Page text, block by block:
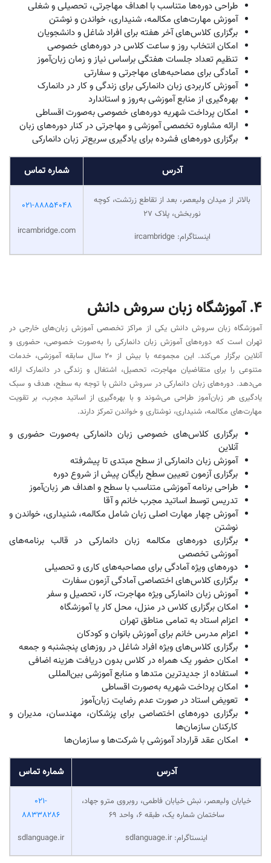
اهداف خود در کلاس‌های گروهی یا خصوصی شرکت کنند.
برگزاری دوره‌های آموزش زبان دانمارکی از سطح مبتدی تا پیشرفته
ارائه کلاس‌های گروهی زبان دانمارکی با ظرفیت محدود
برگزاری دوره‌های خصوصی با برنامه‌ریزی اختصاصی برای هر
زبان‌آموز
آموزش زبان دانمارکی به‌صورت حضوری و آنلاین
تعیین سطح و مشاوره آموزشی پیش از شروع دوره
طراحی دوره‌ها متناسب با اهداف مهاجرتی، تحصیلی و شغلی
آموزش مهارت‌های مکالمه، شنیداری، خواندن و نوشتن
برگزاری کلاس‌های آخر هفته برای افراد شاغل و دانشجویان
امکان انتخاب روز و ساعت کلاس در دوره‌های خصوصی
تنظیم تعداد جلسات هفتگی براساس نیاز و زمان زبان‌آموز
آمادگی برای مصاحبه‌های مهاجرتی و سفارتی
آموزش کاربردی زبان دانمارکی برای زندگی و کار در دانمارک
بهره‌گیری از منابع آموزشی به‌روز و استاندارد
امکان پرداخت شهریه دوره‌های خصوصی به‌صورت اقساطی
ارائه مشاوره تخصصی آموزشی و مهاجرتی در کنار دوره‌های زبان
بالاتر از میدان ولیعصر، بعد از تقاطع زرتشت، کوچه
نوربخش، پلاک ۲۷
اینستاگرام: ircambridge
ircambridge.com
آموزشگاه زبان سروش دانش یکی از مراکز تخصصی آموزش زبان‌های خارجی در
تهران است که دوره‌های آموزش زبان دانمارکی را به‌صورت خصوصی، حضوری و
آنلاین برگزار می‌کند. این مجموعه با بیش از 20 سال سابقه آموزشی، خدمات
متنوعی را برای متقاضیان مهاجرت، تحصیل، اشتغال و زندگی در دانمارک ارائه
می‌دهد. دوره‌های زبان دانمارکی در سروش دانش با توجه به سطح، هدف و سبک
یادگیری هر زبان‌آموز طراحی می‌شوند و با بهره‌گیری از اساتید مجرب، بر تقویت
مهارت‌های مکالمه، شنیداری، نوشتاری و خواندن تمرکز دارند.
برگزاری کلاس‌های خصوصی زبان دانمارکی به‌صورت حضوری و
آنلاین
آموزش زبان دانمارکی از سطح مبتدی تا پیشرفته
برگزاری آزمون تعیین سطح رایگان پیش از شروع دوره
طراحی برنامه آموزشی متناسب با سطح و اهداف هر زبان‌آموز
تدریس توسط اساتید مجرب خانم و آقا
آموزش چهار مهارت اصلی زبان شامل مکالمه، شنیداری، خواندن و
نوشتن
برگزاری دوره‌های مکالمه زبان دانمارکی در قالب برنامه‌های
آموزشی تخصصی
دوره‌های ویژه آمادگی برای مصاحبه‌های کاری و تحصیلی
برگزاری کلاس‌های اختصاصی آمادگی آزمون سفارت
آموزش زبان دانمارکی ویژه مهاجرت، کار، تحصیل و سفر
امکان برگزاری کلاس در منزل، محل کار یا آموزشگاه
اعزام مدرس خانم برای آموزش بانوان و کودکان
برگزاری کلاس‌های ویژه افراد شاغل در روزهای پنجشنبه و جمعه